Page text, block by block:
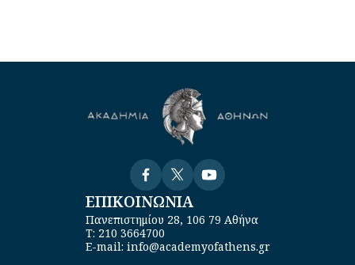
VisitVisitVisit
ΕΠΙΚΟΙΝΩΝΙΑ
Πανεπιστημίου 28, 106 79 Αθήνα
Τ: 210 3664700
E-mail: info@academyofathens.gr